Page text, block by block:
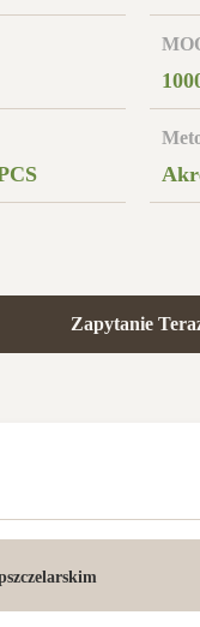
Zapytanie